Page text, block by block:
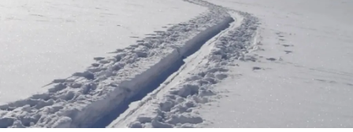
en okul
açıklamas